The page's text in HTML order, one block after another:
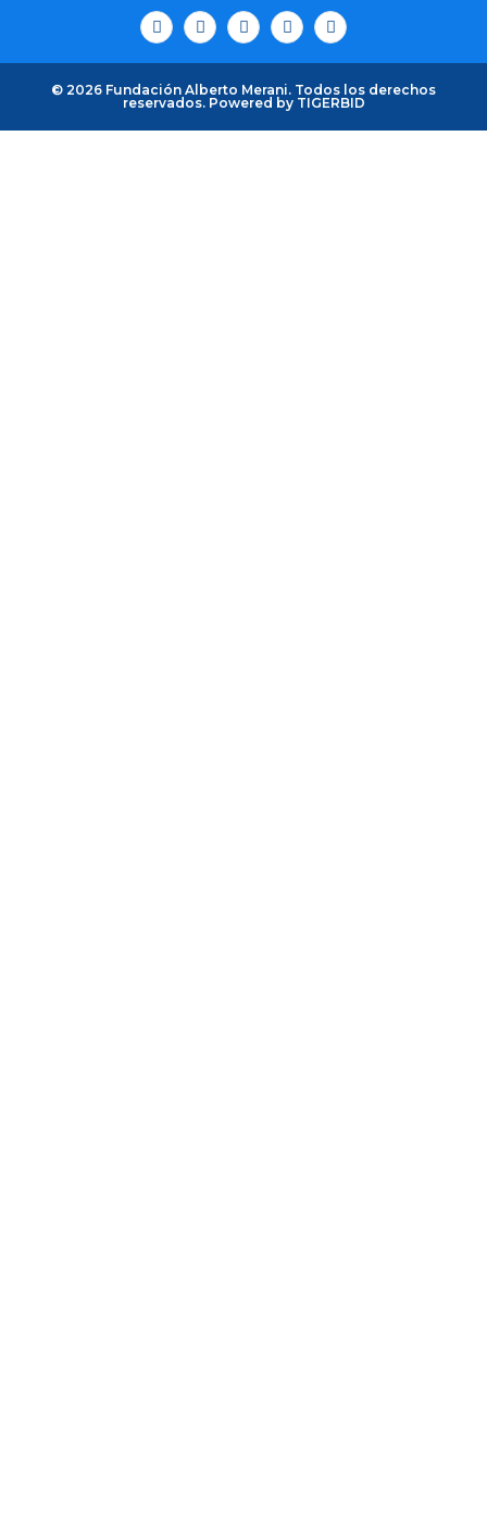
© 2026 Fundación Alberto Merani. Todos los derechos
reservados. Powered by TIGERBID